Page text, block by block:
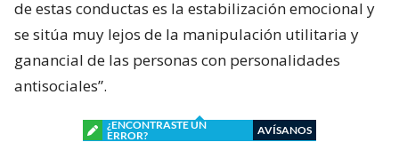
de estas conductas es la estabilización emocional y
se sitúa muy lejos de la manipulación utilitaria y
ganancial de las personas con personalidades
antisociales”.
¿ENCONTRASTE UN
ERROR?
AVÍSANOS